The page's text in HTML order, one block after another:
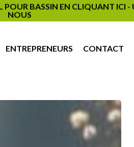
BASSIN EN CLIQUANT ICI
NOUS
ENTREPRENEURS CONTACT